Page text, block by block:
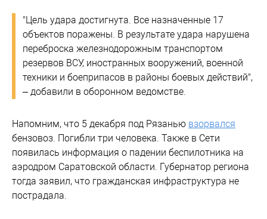
"Цель удара достигнута. Все назначенные 17
объектов поражены. В результате удара нарушена
переброска железнодорожным транспортом
резервов ВСУ, иностранных вооружений, военной
техники и боеприпасов в районы боевых действий",
– добавили в оборонном ведомстве.
Напомним, что 5 декабря под Рязанью взорвался
бензовоз. Погибли три человека. Также в Сети
появилась информация о падении беспилотника на
аэродром Саратовской области. Губернатор региона
тогда заявил, что гражданская инфраструктура не
пострадала.